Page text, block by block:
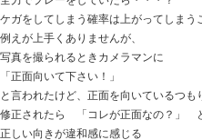
【ケガ予防】 ケガを
す だから！
2025.04.04 | Category:こど